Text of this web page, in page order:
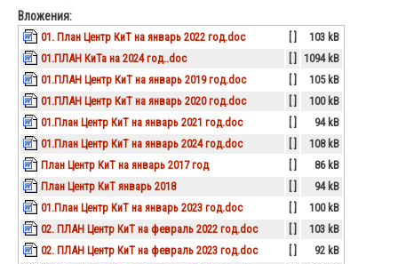
Вложения:
01. План Центр КиТ на январь 2022 год.doc
103 kB
01.ПЛАН КиТа на 2024 год..doc
1094 kB
01.ПЛАН Центр КиТ на январь 2019 год.doc
105 kB
01.ПЛАН Центр КиТ на январь 2020 год.doc
100 kB
01.План Центр КиТ на январь 2021 год.doc
94 kB
01.План Центр КиТ на январь 2024 год.doc
108 kB
План Центр КиТ на январь 2017 год
86 kB
План Центр КиТ январь 2018
94 kB
01.План Центр КиТ на январь 2023 год.doc
100 kB
02. ПЛАН Центр КиТ на февраль 2022 год.doc
103 kB
02. ПЛАН Центр КиТ на февраль 2023 год.doc
92 kB